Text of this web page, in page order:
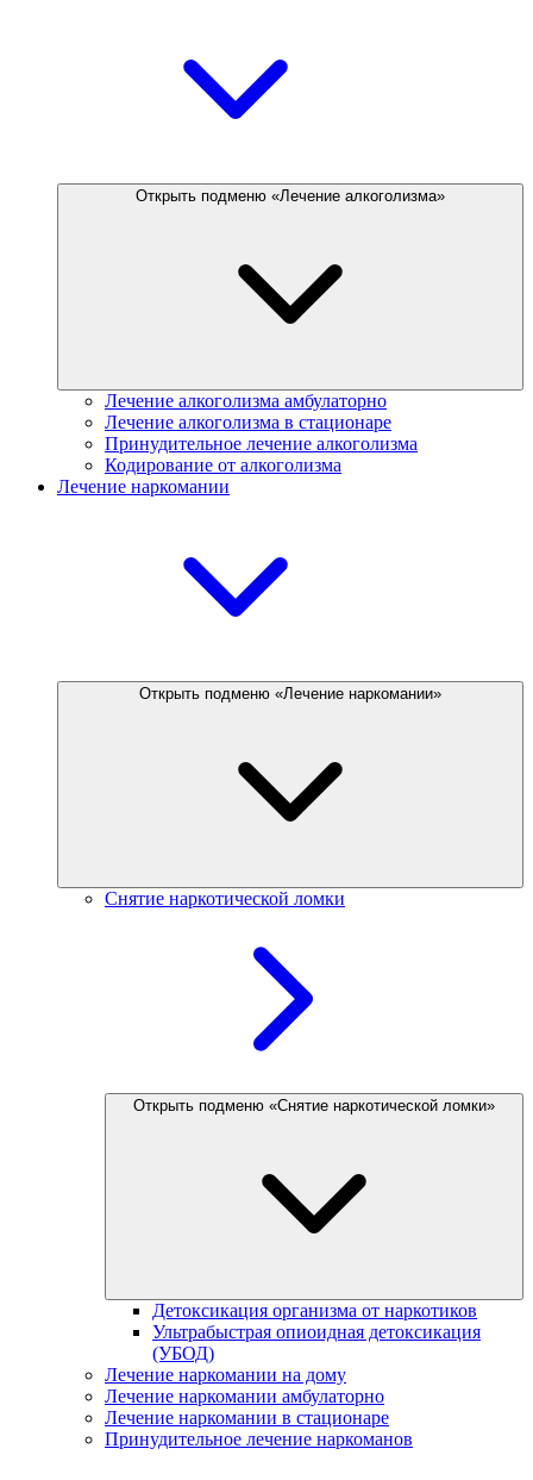
Открыть подменю «Лечение алкоголизма»
Лечение алкоголизма амбулаторно
Лечение алкоголизма в стационаре
Принудительное лечение алкоголизма
Кодирование от алкоголизма
Лечение наркомании
Открыть подменю «Лечение наркомании»
Снятие наркотической ломки
Открыть подменю «Снятие наркотической ломки»
Детоксикация организма от наркотиков
Ультрабыстрая опиоидная детоксикация
(УБОД)
Лечение наркомании на дому
Лечение наркомании амбулаторно
Лечение наркомании в стационаре
Принудительное лечение наркоманов